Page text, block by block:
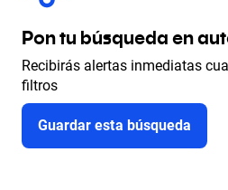
Pon tu búsqueda en
Recibirás alertas inmediatas
filtros
Guardar esta búsqueda